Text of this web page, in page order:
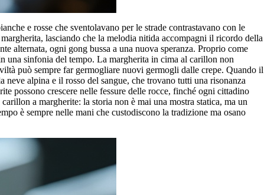
e rosse che sventolavano per le strade contrastavano con le
lasciando che la melodia nitida accompagni il ricordo della
alternata, ogni gong bussa a una nuova speranza. Proprio come
una sinfonia del tempo. La margherita in cima al carillon non
può sempre far germogliare nuovi germogli dalle crepe. Quando il
alpina e il rosso del sangue, che trovano tutti una risonanza
possono crescere nelle fessure delle rocce, finché ogni cittadino
a margherite: la storia non è mai una mostra statica, ma un
è sempre nelle mani che custodiscono la tradizione ma osano